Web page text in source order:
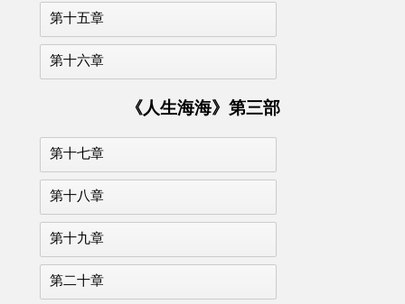
第十五章
第十六章
《人生海海》第三部
第十七章
第十八章
第十九章
第二十章